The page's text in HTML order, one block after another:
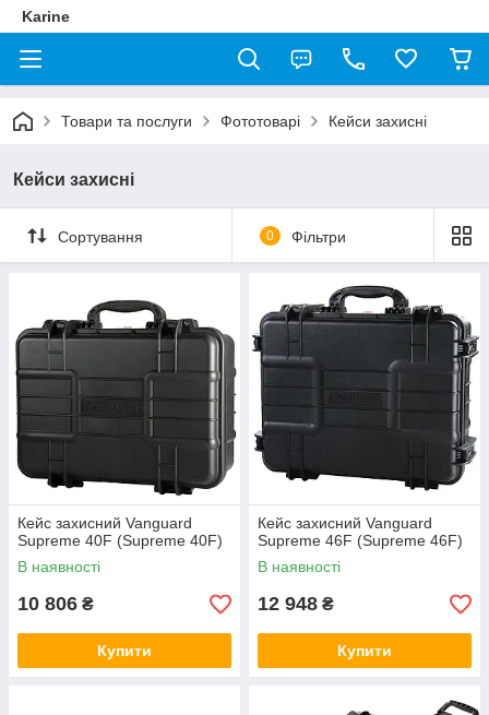
Karine
Товари та послуги Фототоварі Кейси захисні
Кейси захисні
Сортування 0 Фільтри
Кейс захисний Vanguard
Supreme 40F (Supreme 40F)
В наявності
10 806 ₴
Купити
Кейс захисний Vanguard
Supreme 46F (Supreme 46F)
В наявності
12 948 ₴
Купити